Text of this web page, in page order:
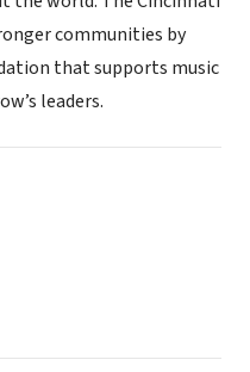
communities by
that supports music
leaders.